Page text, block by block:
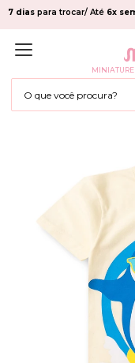
7 dias para trocar/ Até 6x